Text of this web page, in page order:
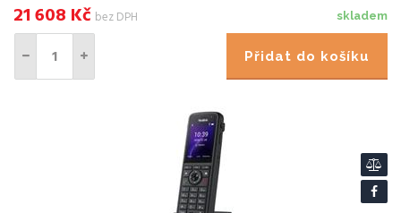
skladem
21 608 Kč bez DPH
Přidat do košíku